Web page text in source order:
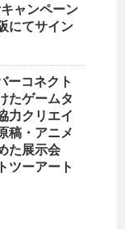
ャンペーン
にてサイン
ーコネクト
たゲームタ
力クリエイ
稿・アニメ
た展示会
ツーアート